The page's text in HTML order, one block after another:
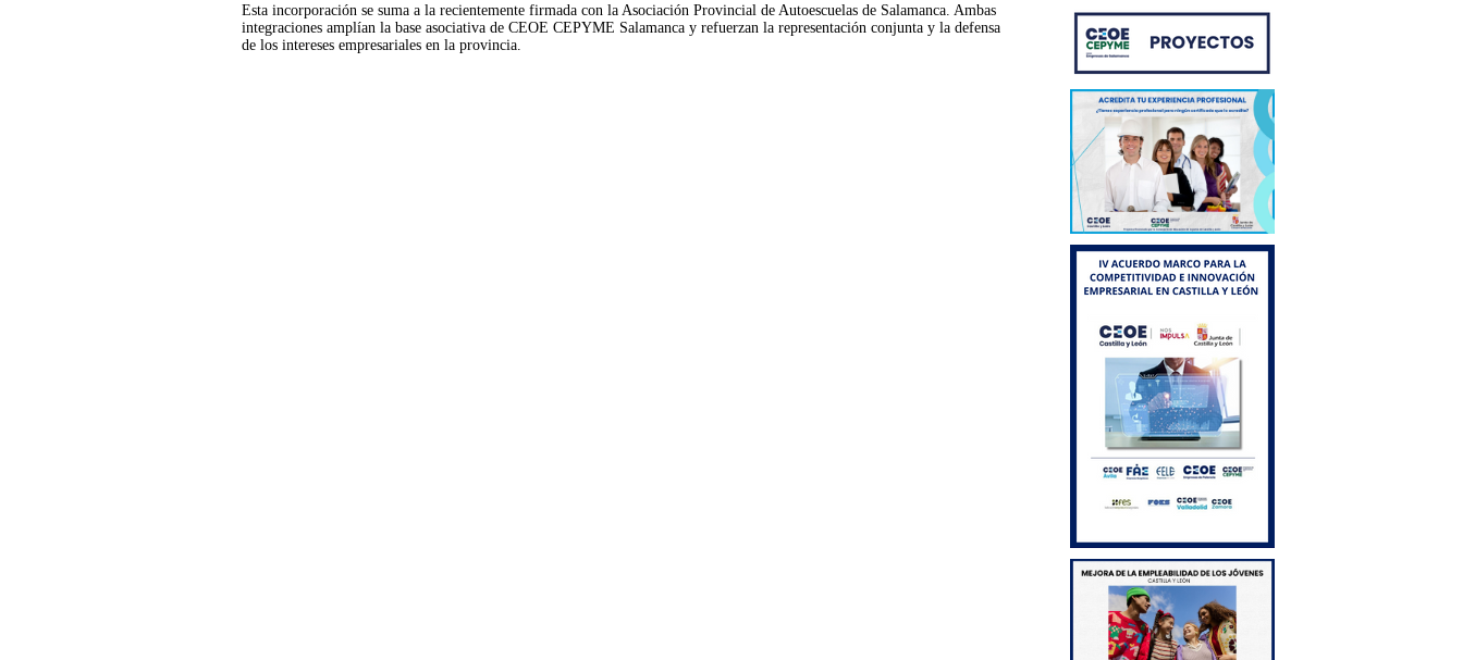
Esta incorporación se suma a la recientemente firmada con la Asociación Provincial de Autoescuelas de Salamanca. Ambas
integraciones amplían la base asociativa de CEOE CEPYME Salamanca y refuerzan la representación conjunta y la defensa
de los intereses empresariales en la provincia.